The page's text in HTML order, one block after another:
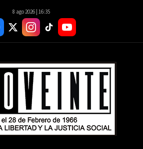
8 ago 2026 | 16:35